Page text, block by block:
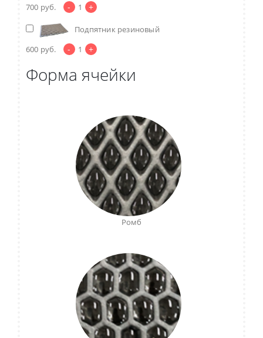
700 руб. - 1 +
Подпятник резиновый
600 руб. - 1 +
Форма ячейки
Ромб